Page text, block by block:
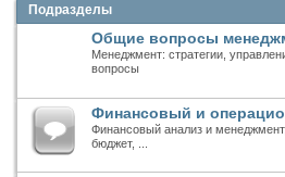
Подразделы
Общие вопросы
Менеджмент: стратегии,
вопросы
Финансовый и
Финансовый анализ и
бюджет, ...